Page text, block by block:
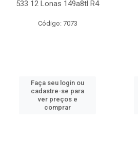
533 12 Lonas 149a8tl R4
Código: 7073
Faça seu login ou
cadastre-se para
ver preços e
comprar